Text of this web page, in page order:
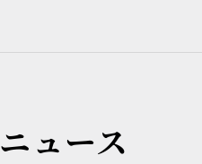
ニュース